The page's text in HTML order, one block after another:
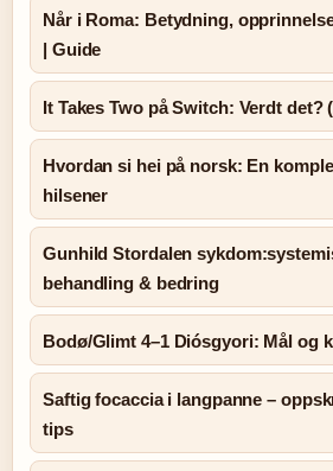
Når i Roma: Betydning,
| Guide
It Takes Two på Switch: Verdt det?
Hvordan si hei på norsk: En
hilsener
Gunhild Stordalen
behandling & bedring
Bodø/Glimt 4–1 Diósgyori: Mål og
Saftig focaccia i langpanne –
tips